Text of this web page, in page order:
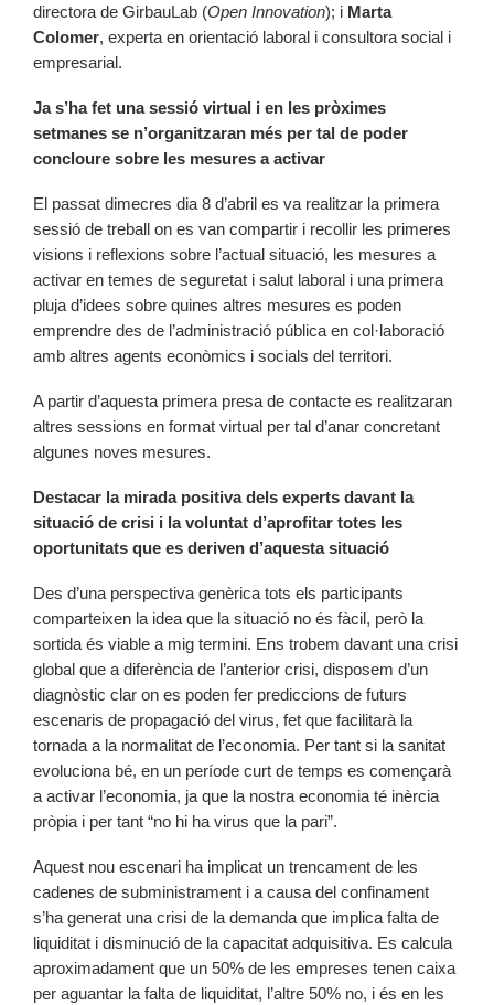
directora de GirbauLab (Open Innovation); i Marta
Colomer, experta en orientació laboral i consultora social i
empresarial.
Ja s’ha fet una sessió virtual i en les pròximes
setmanes se n’organitzaran més per tal de poder
concloure sobre les mesures a activar
El passat dimecres dia 8 d’abril es va realitzar la primera
sessió de treball on es van compartir i recollir les primeres
visions i reflexions sobre l’actual situació, les mesures a
activar en temes de seguretat i salut laboral i una primera
pluja d’idees sobre quines altres mesures es poden
emprendre des de l’administració pública en col·laboració
amb altres agents econòmics i socials del territori.
A partir d’aquesta primera presa de contacte es realitzaran
altres sessions en format virtual per tal d’anar concretant
algunes noves mesures.
Destacar la mirada positiva dels experts davant la
situació de crisi i la voluntat d’aprofitar totes les
oportunitats que es deriven d’aquesta situació
Des d’una perspectiva genèrica tots els participants
comparteixen la idea que la situació no és fàcil, però la
sortida és viable a mig termini. Ens trobem davant una crisi
global que a diferència de l’anterior crisi, disposem d’un
diagnòstic clar on es poden fer prediccions de futurs
escenaris de propagació del virus, fet que facilitarà la
tornada a la normalitat de l’economia. Per tant si la sanitat
evoluciona bé, en un període curt de temps es començarà
a activar l’economia, ja que la nostra economia té inèrcia
pròpia i per tant “no hi ha virus que la pari”.
Aquest nou escenari ha implicat un trencament de les
cadenes de subministrament i a causa del confinament
s’ha generat una crisi de la demanda que implica falta de
liquiditat i disminució de la capacitat adquisitiva. Es calcula
aproximadament que un 50% de les empreses tenen caixa
per aguantar la falta de liquiditat, l’altre 50% no, i és en les